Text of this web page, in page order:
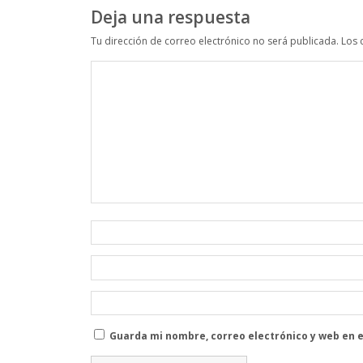
Deja una respuesta
Tu dirección de correo electrónico no será publicada. Los
Guarda mi nombre, correo electrónico y web